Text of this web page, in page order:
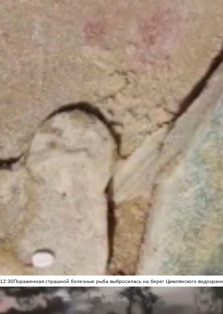
12:30Пораженная страшной болезнью рыба выбросилась на берег Цимлянского